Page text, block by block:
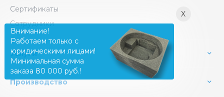
Сертификаты
Сотрудники
Услуги
Производство
X
Внимание!
Работаем только с
юридическими лицами!
Минимальная сумма
заказа 80 000 руб.!